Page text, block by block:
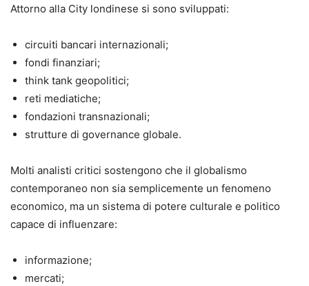
Attorno alla City londinese si sono sviluppati:
circuiti bancari internazionali;
fondi finanziari;
think tank geopolitici;
reti mediatiche;
fondazioni transnazionali;
strutture di governance globale.
Molti analisti critici sostengono che il globalismo
contemporaneo non sia semplicemente un fenomeno
economico, ma un sistema di potere culturale e politico
capace di influenzare:
informazione;
mercati;